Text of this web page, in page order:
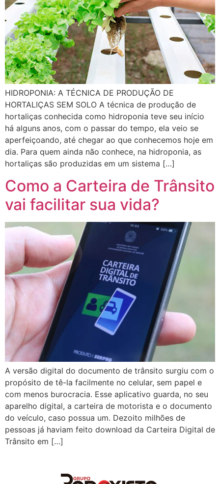
HIDROPONIA: A TÉCNICA DE PRODUÇÃO DE
HORTALIÇAS SEM SOLO A técnica de produção de
hortaliças conhecida como hidroponia teve seu início
há alguns anos, com o passar do tempo, ela veio se
aperfeiçoando, até chegar ao que conhecemos hoje em
dia. Para quem ainda não conhece, na hidroponia, as
hortaliças são produzidas em um sistema […]
Como a Carteira de Trânsito
vai facilitar sua vida?
A versão digital do documento de trânsito surgiu com o
propósito de tê-la facilmente no celular, sem papel e
com menos burocracia. Esse aplicativo guarda, no seu
aparelho digital, a carteira de motorista e o documento
do veículo, caso possua um. Dezoito milhões de
pessoas já haviam feito download da Carteira Digital de
Trânsito em […]